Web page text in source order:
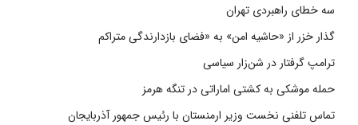
سه خطای راهبردی تهران
گذار خزر از «حاشیه امن» به «فضای بازدارندگی متراکم
ترامپ گرفتار در شن‌زار سیاسی
حمله موشکی به کشتی اماراتی در تنگه هرمز
تماس تلفنی نخست وزیر ارمنستان با رئیس جمهور آذربایجان